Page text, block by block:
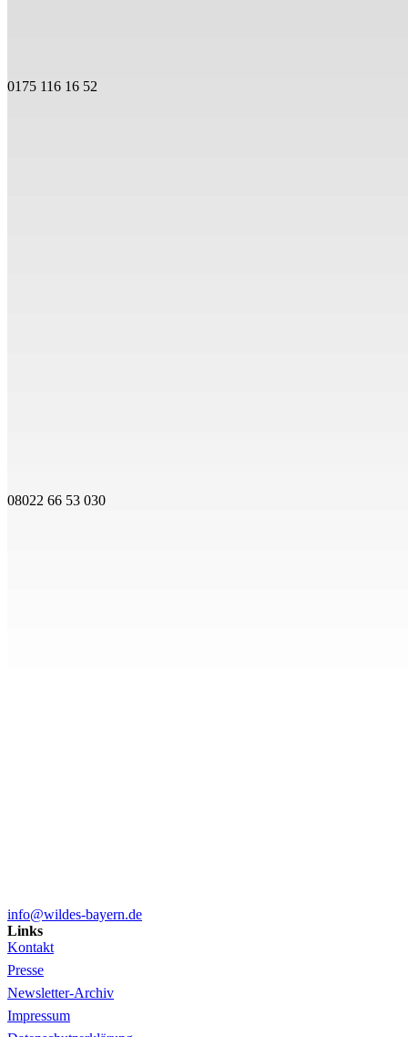
0175 116 16 52
08022 66 53 030
info@wildes-bayern.de
Links
Kontakt
Presse
Newsletter-Archiv
Impressum